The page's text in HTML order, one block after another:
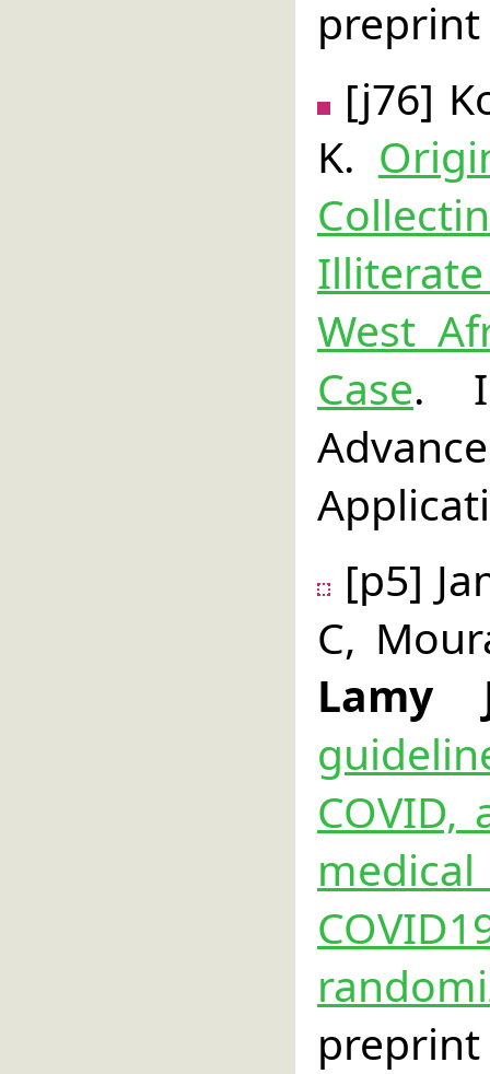
preprint
[j76]
K.
West
Case.
[p5]
C,
Lamy
COVID,
preprint